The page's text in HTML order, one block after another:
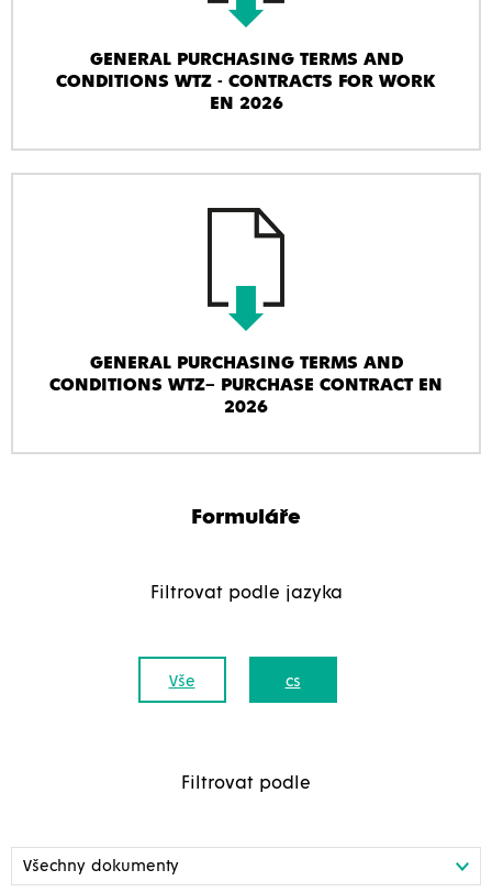
GENERAL PURCHASING TERMS AND
CONDITIONS WTZ - CONTRACTS FOR WORK
EN 2026
GENERAL PURCHASING TERMS AND
CONDITIONS WTZ– PURCHASE CONTRACT EN
2026
Formuláře
Filtrovat podle jazyka
Vše cs
Filtrovat podle